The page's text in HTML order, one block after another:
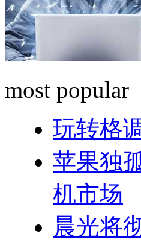
most popular
玩转格
苹果独
机市场
晨光将